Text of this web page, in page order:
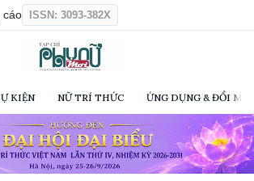
cáo ISSN: 3093-382X
KIỆN NỮ TRÍ THỨC ỨNG DỤNG & ĐỔI